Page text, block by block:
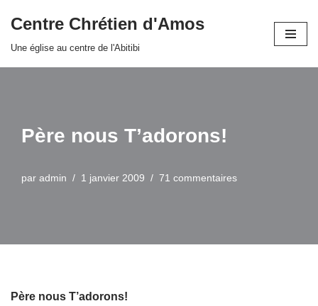
Centre Chrétien d'Amos
Une église au centre de l'Abitibi
Père nous T’adorons!
par admin 1 janvier 2009 71 commentaires
Père nous T’adorons!